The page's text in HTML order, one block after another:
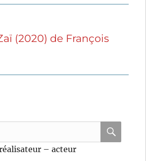
(2020) de François
– acteur